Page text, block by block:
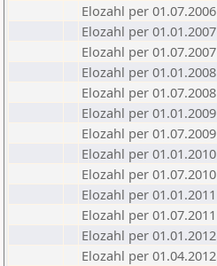
Elozahl per 01.07.2006
Elozahl per 01.01.2007
Elozahl per 01.07.2007
Elozahl per 01.01.2008
Elozahl per 01.07.2008
Elozahl per 01.01.2009
Elozahl per 01.07.2009
Elozahl per 01.01.2010
Elozahl per 01.07.2010
Elozahl per 01.01.2011
Elozahl per 01.07.2011
Elozahl per 01.01.2012
Elozahl per 01.04.2012